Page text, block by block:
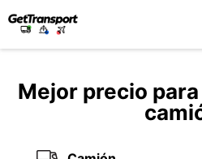
Mejor precio